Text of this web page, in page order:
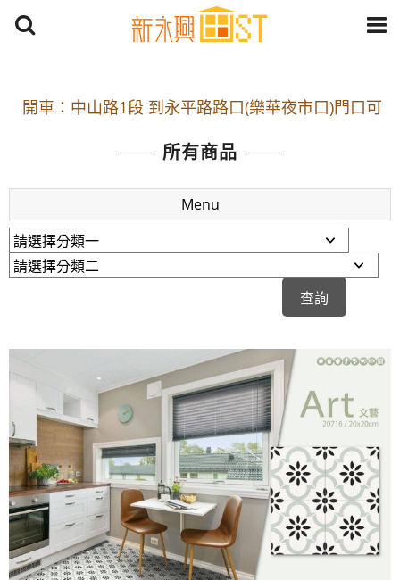
停車
捷運： 中和線【頂溪站 2 號出口】往中山路1段139
原Line已滿 無法加Line好友 請親愛的客戶加入
LINE官方帳號@a0975005573
開車：中山路1段 到永平路路口(樂華夜市口)門口可
停車
捷運： 中和線【頂溪站 2 號出口】往中山路1段139
原Line已滿 無法加Line好友 請親愛的客戶加入
LINE官方帳號@a0975005573
所有商品
Menu